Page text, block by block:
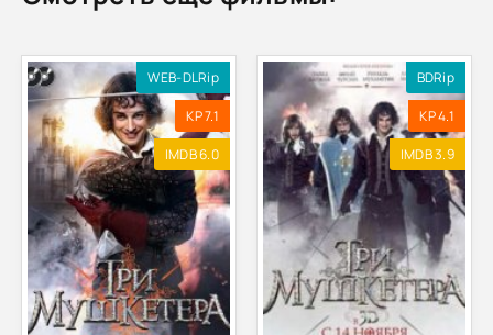
WEB-DLRip
KP 7.1
IMDB 6.0
BDRip
KP 4.1
IMDB 3.9